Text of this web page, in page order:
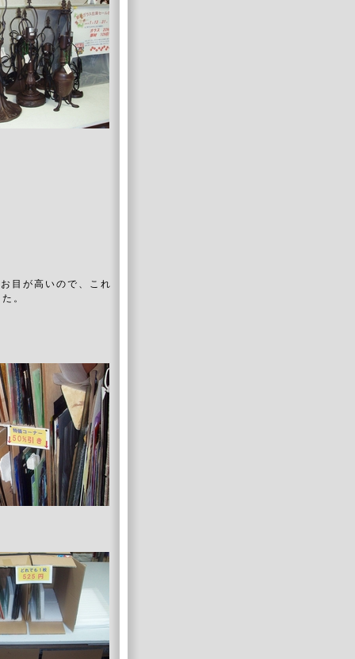
目が高いので、これ
。